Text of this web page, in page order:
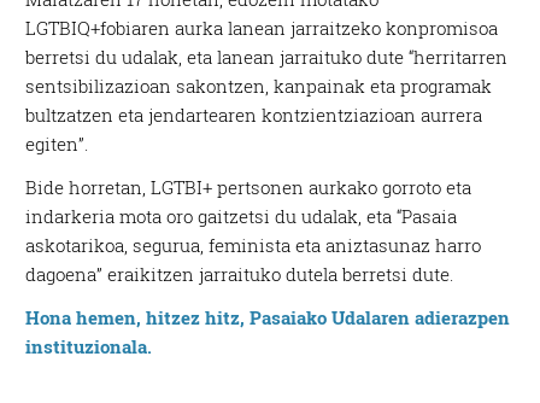
LGTBIQ+fobiaren aurka lanean jarraitzeko konpromisoa
berretsi du udalak, eta lanean jarraituko dute “herritarren
sentsibilizazioan sakontzen, kanpainak eta programak
bultzatzen eta jendartearen kontzientziazioan aurrera
egiten”.
Bide horretan, LGTBI+ pertsonen aurkako gorroto eta
indarkeria mota oro gaitzetsi du udalak, eta “Pasaia
askotarikoa, segurua, feminista eta aniztasunaz harro
dagoena” eraikitzen jarraituko dutela berretsi dute.
Hona hemen, hitzez hitz, Pasaiako Udalaren adierazpen
instituzionala.